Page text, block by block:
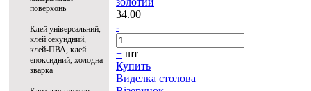
поверхонь
Клей універсальний,
клей секундний,
клей-ПВА, клей
епоксидний, холодна
зварка
34.00
-
+ шт
Купить
Виделка столова